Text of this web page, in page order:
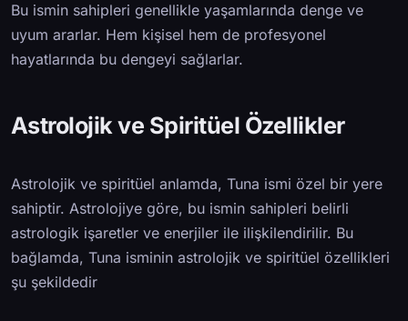
Bu ismin sahipleri genellikle yaşamlarında denge ve
uyum ararlar. Hem kişisel hem de profesyonel
hayatlarında bu dengeyi sağlarlar.
Astrolojik ve Spiritüel Özellikler
Astrolojik ve spiritüel anlamda, Tuna ismi özel bir yere
sahiptir. Astrolojiye göre, bu ismin sahipleri belirli
astrologik işaretler ve enerjiler ile ilişkilendirilir. Bu
bağlamda, Tuna isminin astrolojik ve spiritüel özellikleri
şu şekildedir